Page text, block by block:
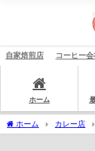
自家焙煎店 コーヒー会
ホーム
ホーム カレー店